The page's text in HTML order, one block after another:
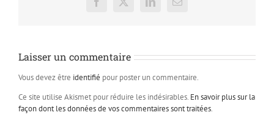
Facebook
X LinkedInEmail
Laisser un commentaire
Vous devez être identifié pour poster un commentaire.
Ce site utilise Akismet pour réduire les indésirables. En savoir plus sur la
façon dont les données de vos commentaires sont traitées.